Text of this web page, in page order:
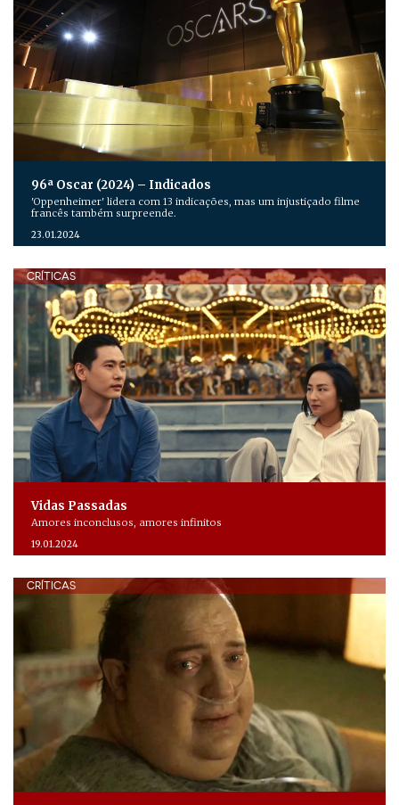
96ª Oscar (2024) – Indicados
'Oppenheimer' lidera com 13 indicações, mas um injustiçado filme
francês também surpreende.
23.01.2024
CRÍTICAS
Vidas Passadas
Amores inconclusos, amores infinitos
19.01.2024
CRÍTICAS